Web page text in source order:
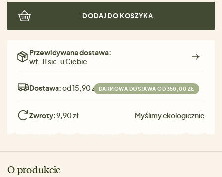
DODAJ DO KOSZYKA
Przewidywana dostawa:
wt. 11 sie. u Ciebie
Dostawa:od 15,90 zł DARMOWA DOSTAWA OD 350,00 ZŁ
Zwroty:9,90 zł Myślimy ekologicznie
O produkcie